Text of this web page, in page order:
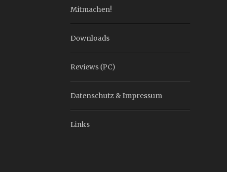
Mitmachen!
Downloads
Reviews (PC)
Datenschutz & Impressum
Links